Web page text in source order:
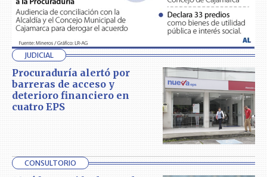
JUDICIAL
Procuraduría alertó por
barreras de acceso y
deterioro financiero en
cuatro EPS
CONSULTORIO